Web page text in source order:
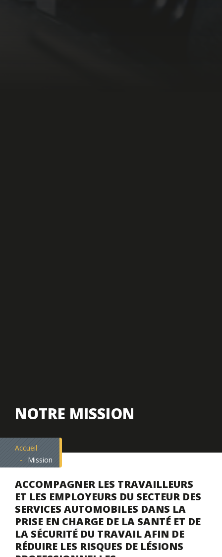
NOTRE MISSION
Accueil
Mission
ACCOMPAGNER LES TRAVAILLEURS
ET LES EMPLOYEURS DU SECTEURDES
SERVICES AUTOMOBILES DANS LA
PRISE EN CHARGE DE LA SANTÉ ET DE
LA SÉCURITÉ DU TRAVAIL AFIN DE
RÉDUIRE LES RISQUES DE LÉSIONS